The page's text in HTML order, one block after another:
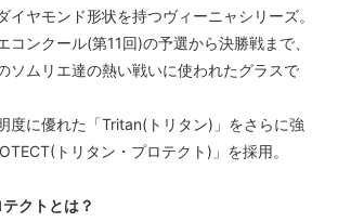
イヤモンド形状を持つヴィーニャシリーズ。
コンクール(第11回)の予選から決勝戦まで、
ソムリエ達の熱い戦いに使われたグラスで
度に優れた「Tritan(トリタン)」をさらに強
トリタン・プロテクト)」を採用。
クトとは？